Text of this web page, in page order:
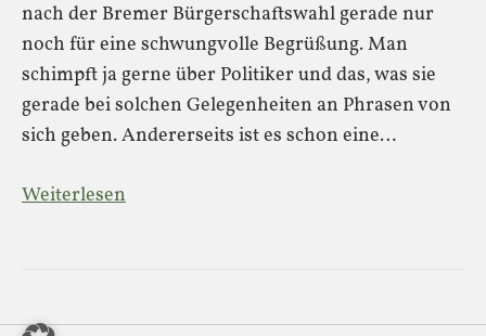
nach der Bremer Bürgerschaftswahl gerade nur
noch für eine schwungvolle Begrüßung. Man
schimpft ja gerne über Politiker und das, was sie
gerade bei solchen Gelegenheiten an Phrasen von
sich geben. Andererseits ist es schon eine…
Weiterlesen